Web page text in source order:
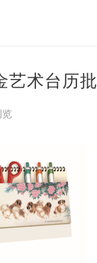
艺术台历